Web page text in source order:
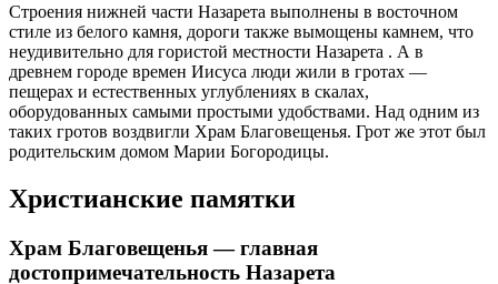
Строения нижней части Назарета выполнены в восточном
стиле из белого камня, дороги также вымощены камнем, что
неудивительно для гористой местности Назарета . А в
древнем городе времен Иисуса люди жили в гротах —
пещерах и естественных углублениях в скалах,
оборудованных самыми простыми удобствами. Над одним из
таких гротов воздвигли Храм Благовещенья. Грот же этот был
родительским домом Марии Богородицы.
Христианские памятки
Храм Благовещенья — главная
достопримечательность Назарета